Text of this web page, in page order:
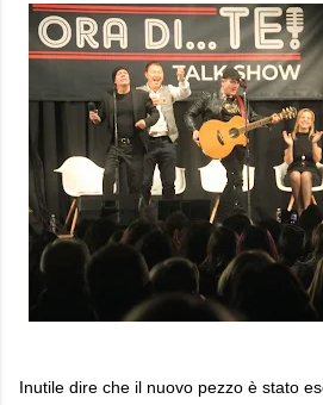
Inutile dire che il nuovo pezzo è stato